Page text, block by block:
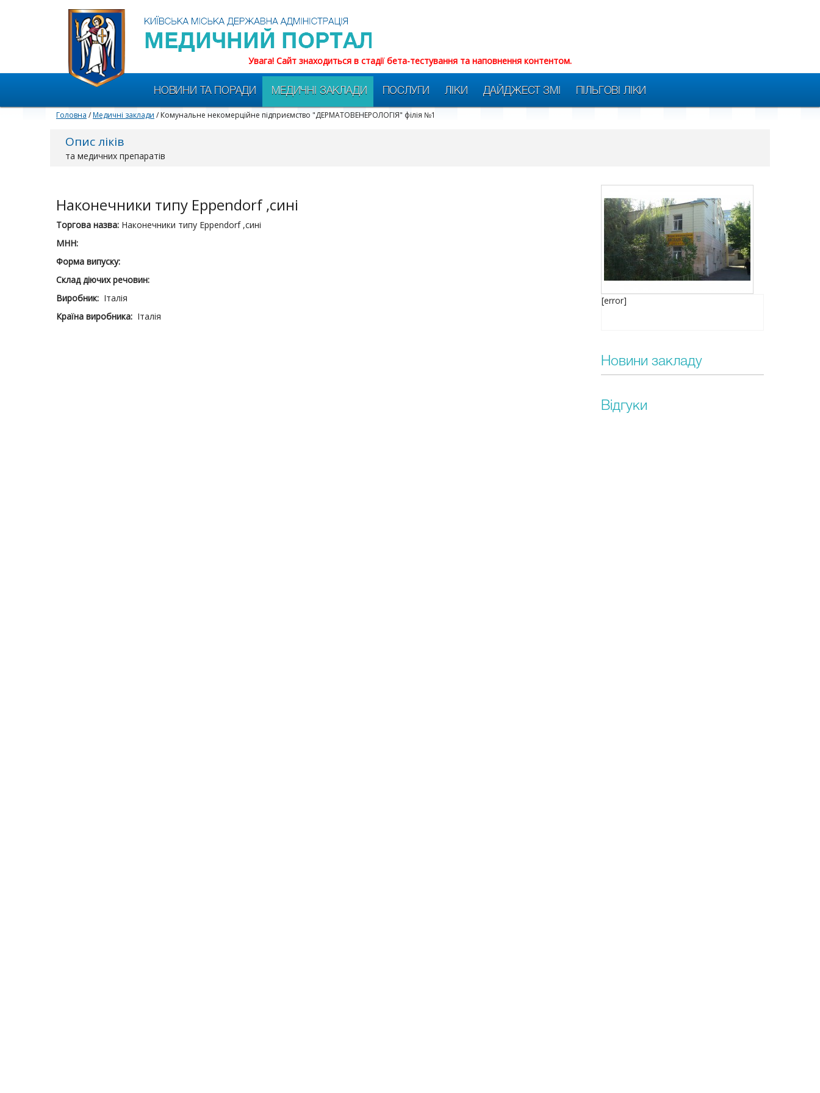
Увага! Сайт знаходиться в стадії бета-тестування та наповнення контентом.
НОВИНИ ТА ПОРАДИ МЕДИЧНІ ЗАКЛАДИ ПОСЛУГИ ЛІКИ ДАЙДЖЕСТ ЗМІ ПІЛЬГОВІ ЛІКИ
Головна /Медичні заклади / Комунальне некомерційне підприємство "ДЕРМАТОВЕНЕРОЛОГІЯ" філія №1
Опис ліків
та медичних препаратів
Наконечники типу Eppendorf ,сині
Торгова назва: Наконечники типу Eppendorf ,сині
МНН:
Форма випуску:
Склад діючих речовин:
Виробник: Італія
Країна виробника: Італія
[error]
Новини закладу
Відгуки